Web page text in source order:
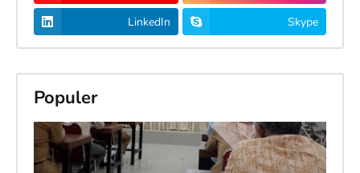
LinkedIn Skype
Populer